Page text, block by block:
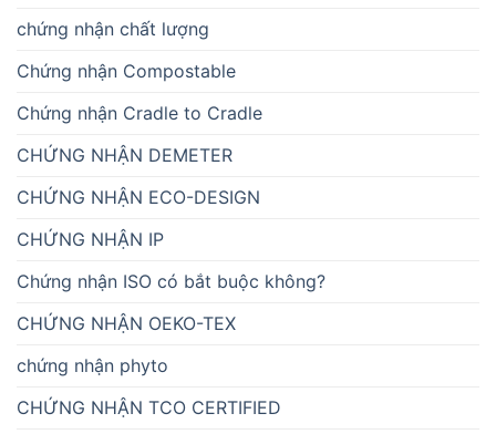
chứng nhận chất lượng
Chứng nhận Compostable
Chứng nhận Cradle to Cradle
CHỨNG NHẬN DEMETER
CHỨNG NHẬN ECO-DESIGN
CHỨNG NHẬN IP
Chứng nhận ISO có bắt buộc không?
CHỨNG NHẬN OEKO-TEX
chứng nhận phyto
CHỨNG NHẬN TCO CERTIFIED